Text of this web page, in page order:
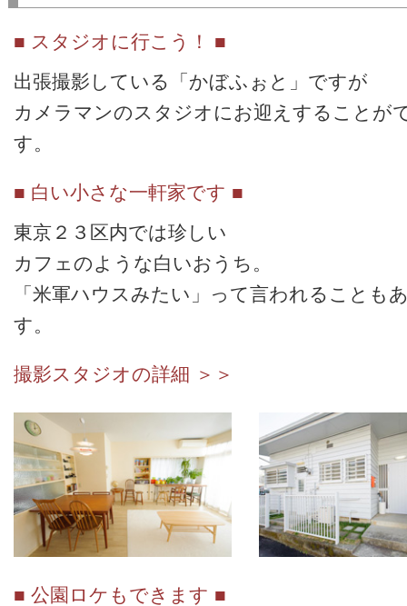
■ スタジオに行こう！ ■
出張撮影している「かぼふぉと」ですが
カメラマンのスタジオにお迎えすることが
す。
■ 白い小さな一軒家です ■
東京２３区内では珍しい
カフェのような白いおうち。
「米軍ハウスみたい」って言われることも
す。
撮影スタジオの詳細 ＞＞
■ 公園ロケもできます ■